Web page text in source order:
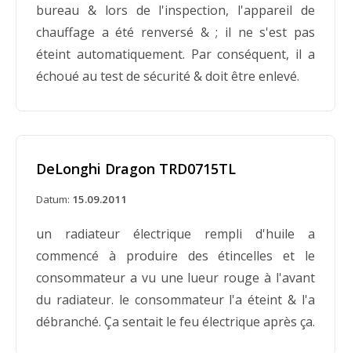
bureau & lors de l'inspection, l'appareil de
chauffage a été renversé & ; il ne s'est pas
éteint automatiquement. Par conséquent, il a
échoué au test de sécurité & doit être enlevé.
DeLonghi Dragon TRD0715TL
Datum: 15.09.2011
un radiateur électrique rempli d'huile a
commencé à produire des étincelles et le
consommateur a vu une lueur rouge à l'avant
du radiateur. le consommateur l'a éteint & l'a
débranché. Ça sentait le feu électrique après ça.